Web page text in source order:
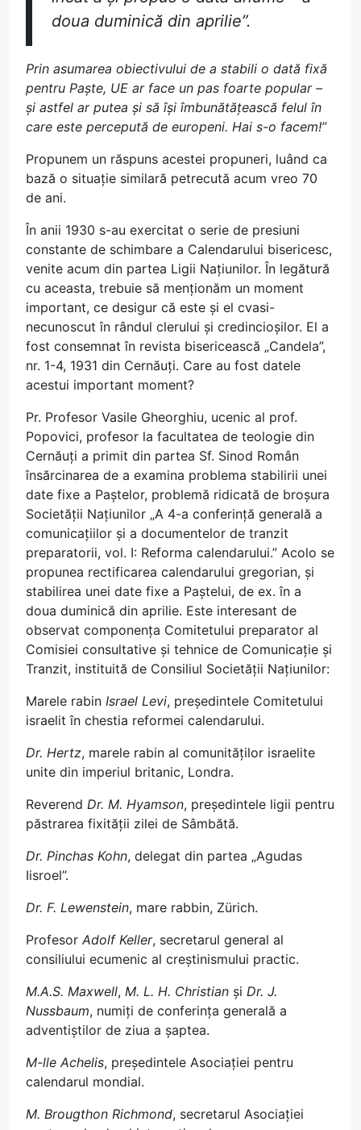
doua duminică din aprilie”.
Prin asumarea obiectivului de a stabili o dată fixă
pentru Paște, UE ar face un pas foarte popular –
și astfel ar putea și să își îmbunătățească felul în
care este percepută de europeni. Hai s-o facem!”
Propunem un răspuns acestei propuneri, luând ca
bază o situație similară petrecută acum vreo 70
de ani.
În anii 1930 s-au exercitat o serie de presiuni
constante de schimbare a Calendarului bisericesc,
venite acum din partea Ligii Națiunilor. În legătură
cu aceasta, trebuie să menționăm un moment
important, ce desigur că este și el cvasi-
necunoscut în rândul clerului și credincioșilor. El a
fost consemnat în revista bisericească „Candela”,
nr. 1-4, 1931 din Cernăuți. Care au fost datele
acestui important moment?
Pr. Profesor Vasile Gheorghiu, ucenic al prof.
Popovici, profesor la facultatea de teologie din
Cernăuți a primit din partea Sf. Sinod Român
însărcinarea de a examina problema stabilirii unei
date fixe a Paștelor, problemă ridicată de broșura
Societății Națiunilor „A 4-a conferință generală a
comunicațiilor și a documentelor de tranzit
preparatorii, vol. I: Reforma calendarului.” Acolo se
propunea rectificarea calendarului gregorian, și
stabilirea unei date fixe a Paștelui, de ex. în a
doua duminică din aprilie. Este interesant de
observat componența Comitetului preparator al
Comisiei consultative și tehnice de Comunicație și
Tranzit, instituită de Consiliul Societății Națiunilor:
Marele rabin Israel Levi, președintele Comitetului
israelit în chestia reformei calendarului.
Dr. Hertz, marele rabin al comunităților israelite
unite din imperiul britanic, Londra.
Reverend Dr. M. Hyamson, președintele ligii pentru
păstrarea fixității zilei de Sâmbătă.
Dr. Pinchas Kohn, delegat din partea „Agudas
Iisroel”.
Dr. F. Lewenstein, mare rabbin, Zürich.
Profesor Adolf Keller, secretarul general al
consiliului ecumenic al creștinismului practic.
M.A.S. Maxwell, M. L. H. Christian și Dr. J.
Nussbaum, numiți de conferința generală a
adventiștilor de ziua a șaptea.
M-lle Achelis, președintele Asociației pentru
calendarul mondial.
M. Brougthon Richmond, secretarul Asociației